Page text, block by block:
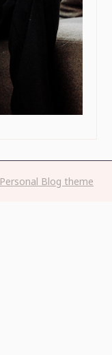
Personal Blog theme